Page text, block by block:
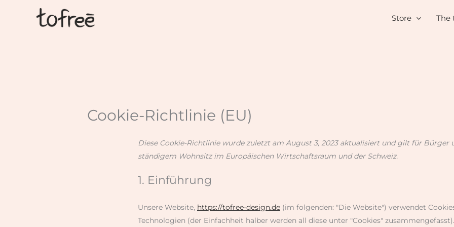
Store The
Cookie-Richtlinie (EU)
Diese Cookie-Richtlinie wurde zuletzt am August 3, 2023 aktualisiert und gilt für Bürger
ständigem Wohnsitz im Europäischen Wirtschaftsraum und der Schweiz.
1. Einführung
Unsere Website, https://tofree-design.de (im folgenden: "Die Website") verwendet
Technologien (der Einfachheit halber werden all diese unter "Cookies"